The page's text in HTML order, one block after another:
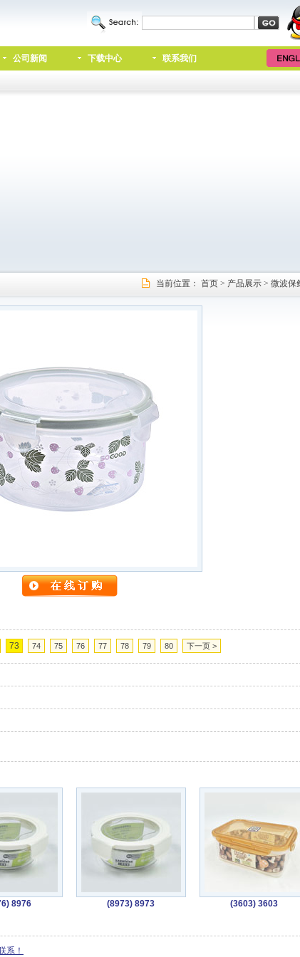
公司新闻 下载中心 联系我们
当前位置： 首页> 产品展示> 微波保
73 74 75 76 77 78 79 80 下一页 >
8976 (8973) 8973 (3603) 3603
系！